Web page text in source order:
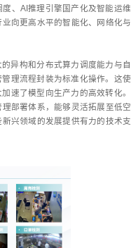
、AI推理引擎国产化及智能运维
向更高水平的智能化、网络化与
异构和分布式算力调度能力与自
理流程封装为标准化操作。这使
速了模型向生产力的高效转化。
部署体系，能够灵活拓展至低空
兴领域的发展提供有力的技术支